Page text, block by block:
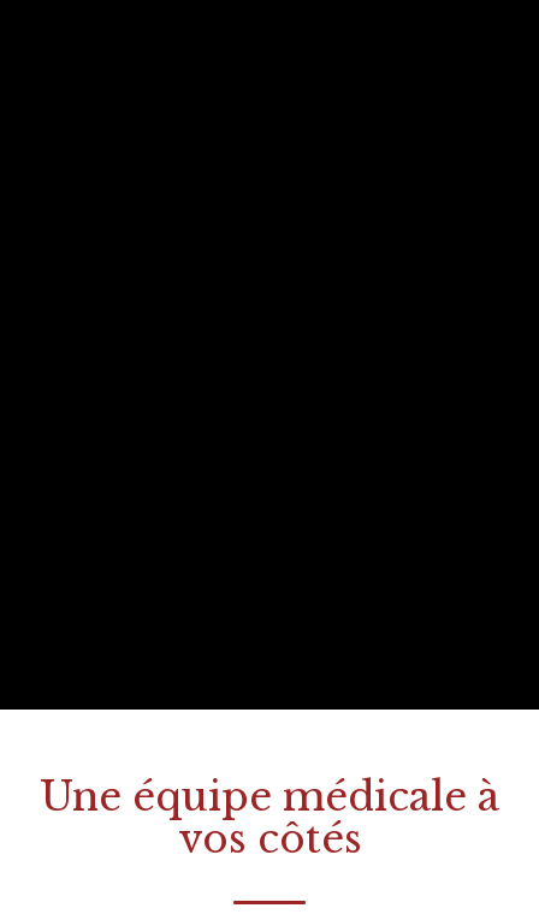
Une équipe médicale à
vos côtés